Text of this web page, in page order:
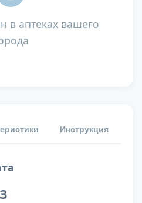
в аптеках вашего
Инструкция